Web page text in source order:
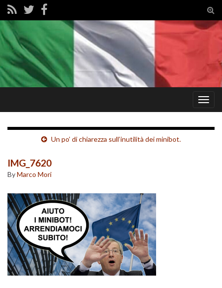
Un po’ di chiarezza sull’inutilità dei minibot.
IMG_7620
ByMarco Mori